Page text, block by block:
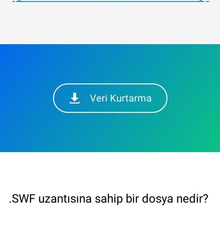
Veri Kurtarma
.SWF uzantısına sahip bir dosya nedir?